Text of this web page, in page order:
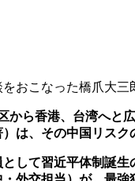
をおこなった橋爪大三
ら香港、台湾へ
は、その中国リスク
て習近平体制誕